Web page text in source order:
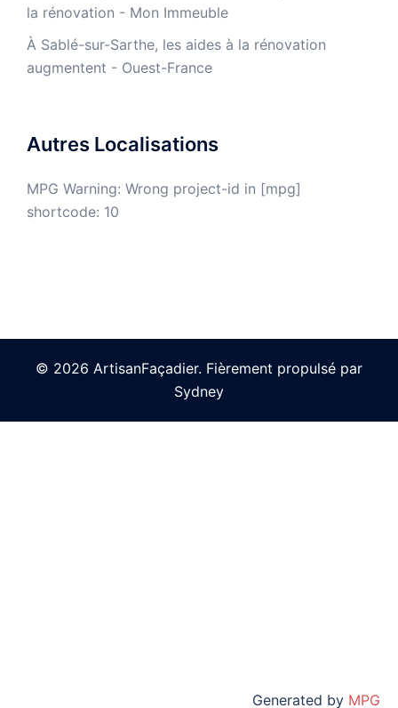
la rénovation - Mon Immeuble
À Sablé-sur-Sarthe, les aides à la rénovation
augmentent - Ouest-France
Autres Localisations
MPG Warning: Wrong project-id in [mpg]
shortcode: 10
© 2026 ArtisanFaçadier. Fièrement propulsé par
Sydney
Generated by MPG